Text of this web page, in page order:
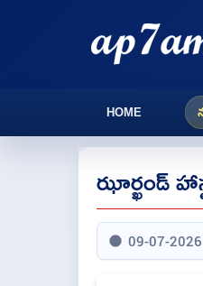
HOME
ఝార్ఖండ్‌
09-07-